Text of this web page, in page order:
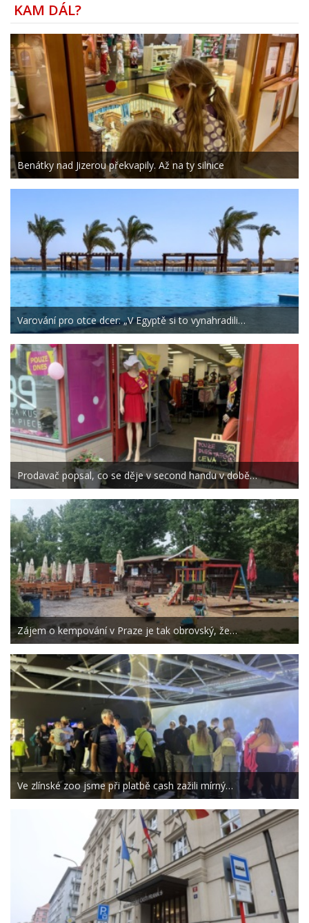
KAM DÁL?
Benátky nad Jizerou překvapily. Až na ty silnice
Varování pro otce dcer: „V Egyptě si to vynahradili…
Prodavač popsal, co se děje v second handu v době…
Zájem o kempování v Praze je tak obrovský, že…
Ve zlínské zoo jsme při platbě cash zažili mírný…